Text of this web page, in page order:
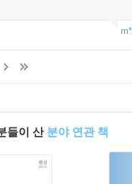
들이 산 분야 연관 책